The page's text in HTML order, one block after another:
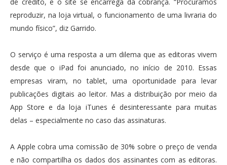
reproduzir, na loja virtual, o funcionamento de uma livraria do
mundo físico”, diz Garrido.
O serviço é uma resposta a um dilema que as editoras vivem
desde que o iPad foi anunciado, no início de 2010. Essas
empresas viram, no tablet, uma oportunidade para levar
publicações digitais ao leitor. Mas a distribuição por meio da
App Store e da loja iTunes é desinteressante para muitas
delas – especialmente no caso das assinaturas.
A Apple cobra uma comissão de 30% sobre o preço de venda
e não compartilha os dados dos assinantes com as editoras.